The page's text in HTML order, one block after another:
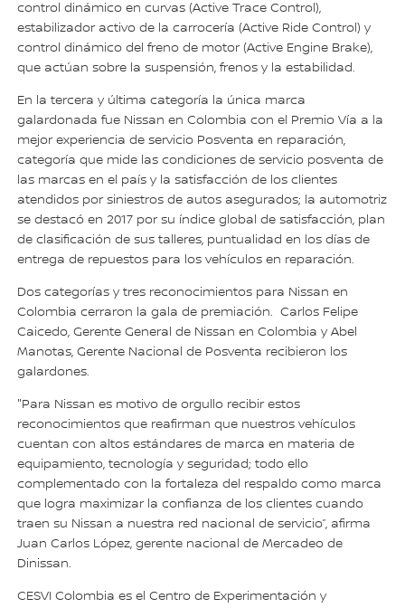
control dinámico en curvas (Active Trace Control),
estabilizador activo de la carrocería (Active Ride Control) y
control dinámico del freno de motor (Active Engine Brake),
que actúan sobre la suspensión, frenos y la estabilidad.
En la tercera y última categoría la única marca
galardonada fue Nissan en Colombia con el Premio Vía a la
mejor experiencia de servicio Posventa en reparación,
categoría que mide las condiciones de servicio posventa de
las marcas en el país y la satisfacción de los clientes
atendidos por siniestros de autos asegurados; la automotriz
se destacó en 2017 por su índice global de satisfacción, plan
de clasificación de sus talleres, puntualidad en los días de
entrega de repuestos para los vehículos en reparación.
Dos categorías y tres reconocimientos para Nissan en
Colombia cerraron la gala de premiación. Carlos Felipe
Caicedo, Gerente General de Nissan en Colombia y Abel
Manotas, Gerente Nacional de Posventa recibieron los
galardones.
"Para Nissan es motivo de orgullo recibir estos
reconocimientos que reafirman que nuestros vehículos
cuentan con altos estándares de marca en materia de
equipamiento, tecnología y seguridad; todo ello
complementado con la fortaleza del respaldo como marca
que logra maximizar la confianza de los clientes cuando
traen su Nissan a nuestra red nacional de servicio”, afirma
Juan Carlos López, gerente nacional de Mercadeo de
Dinissan.
CESVI Colombia es el Centro de Experimentación y